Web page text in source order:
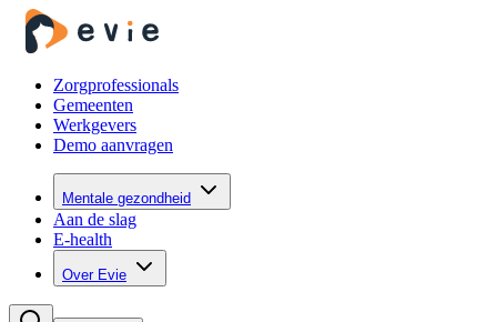
Zorgprofessionals
Gemeenten
Werkgevers
Demo aanvragen
Mentale gezondheid
Aan de slag
E-health
Over Evie